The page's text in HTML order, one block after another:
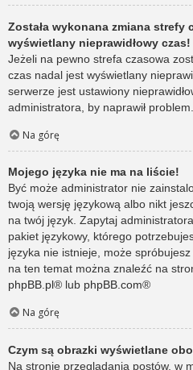
Została wykonana zmiana strefy
wyświetlany nieprawidłowy czas!
Jeżeli na pewno strefa czasowa
czas nadal jest wyświetlany
serwerze jest ustawiony
administratora, by naprawił problem.
Na górę
Mojego języka nie ma na liście!
Być może administrator nie
twoją wersję językową albo nikt
na twój język. Zapytaj
pakiet językowy, którego
języka nie istnieje, może
na ten temat można znaleźć na
phpBB.pl® lub phpBB.com®
Na górę
Czym są obrazki wyświetlane
Na stronie przeglądania postów, w